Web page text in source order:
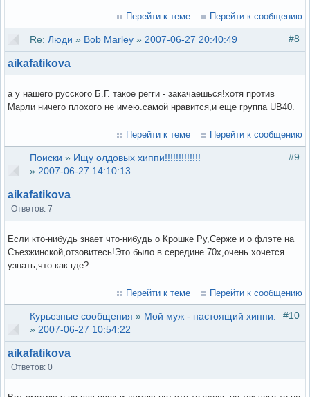
Перейти к теме Перейти к сообщению
#8
Re: Люди » Bob Marley » 2007-06-27 20:40:49
aikafatikova
а у нашего русского Б.Г. такое регги - закачаешься!хотя против
Марли ничего плохого не имею.самой нравится,и еще группа UB40.
Перейти к теме Перейти к сообщению
#9
Поиски » Ищу олдовых хиппи!!!!!!!!!!!!!
» 2007-06-27 14:10:13
aikafatikova
Ответов: 7
Если кто-нибудь знает что-нибудь о Крошке Ру,Серже и о флэте на
Съезжинской,отзовитесь!Это было в середине 70х,очень хочется
узнать,что как где?
Перейти к теме Перейти к сообщению
#10
Курьезные сообщения » Мой муж - настоящий хиппи.
» 2007-06-27 10:54:22
aikafatikova
Ответов: 0